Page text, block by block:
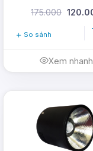
175.000
So sánh
Xem nhanh